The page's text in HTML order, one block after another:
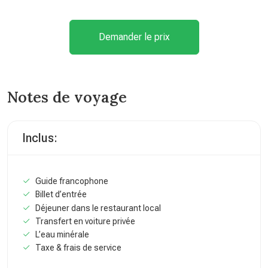
Demander le prix
Notes de voyage
Inclus:
Guide francophone
Billet d’entrée
Déjeuner dans le restaurant local
Transfert en voiture privée
L’eau minérale
Taxe & frais de service